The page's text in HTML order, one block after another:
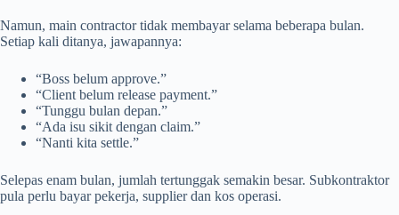
Namun, main contractor tidak membayar selama beberapa bulan.
Setiap kali ditanya, jawapannya:
“Boss belum approve.”
“Client belum release payment.”
“Tunggu bulan depan.”
“Ada isu sikit dengan claim.”
“Nanti kita settle.”
Selepas enam bulan, jumlah tertunggak semakin besar. Subkontraktor
pula perlu bayar pekerja, supplier dan kos operasi.